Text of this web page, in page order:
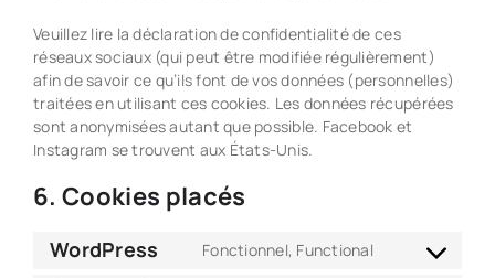
Veuillez lire la déclaration de confidentialité de ces
réseaux sociaux (qui peut être modifiée régulièrement)
afin de savoir ce qu’ils font de vos données (personnelles)
traitées en utilisant ces cookies. Les données récupérées
sont anonymisées autant que possible. Facebook et
Instagram se trouvent aux États-Unis.
6. Cookies placés
WordPress Fonctionnel, Functional
Consent